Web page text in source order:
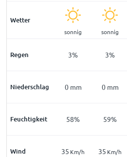
Wetter
sonnig sonnig
Regen 3% 3%
Niederschlag
0mm 0 mm 0 mm
Feuchtigkeit
57% 58% 59%
Wind
h 37 35 Km/h 35 Km/h